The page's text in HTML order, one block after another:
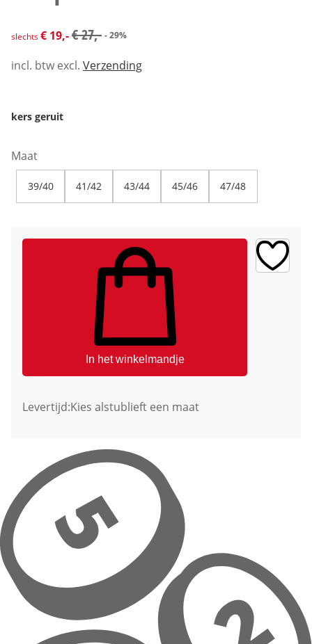
kortingsprijs: € 19,-, vorige prijs: € 27,-
slechts€ 19,-€ 27,- - 29%
incl. btw excl. Verzending
kers geruit
Maat
39/40 41/42 43/44 45/46 47/48
In het winkelmandje
Levertijd:Kies alstublieft een maat